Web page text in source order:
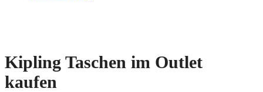
Kipling Taschen im Outlet
kaufen